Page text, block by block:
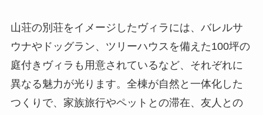
山荘の別荘をイメージしたヴィラには、バレルサ
ウナやドッグラン、ツリーハウスを備えた100坪の
庭付きヴィラも用意されているなど、それぞれに
異なる魅力が光ります。全棟が自然と一体化した
つくりで、家族旅行やペットとの滞在、友人との